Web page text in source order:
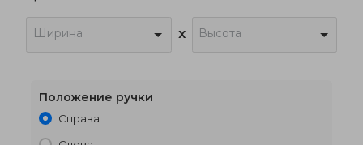
Ширина x Высота
700 x 2000
Положение ручки
Справа